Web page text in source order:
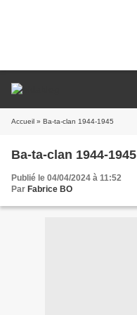
Accueil » Ba-ta-clan 1944-1945
Ba-ta-clan 1944-1945
Publié le 04/04/2024 à 11:52
Par Fabrice BO